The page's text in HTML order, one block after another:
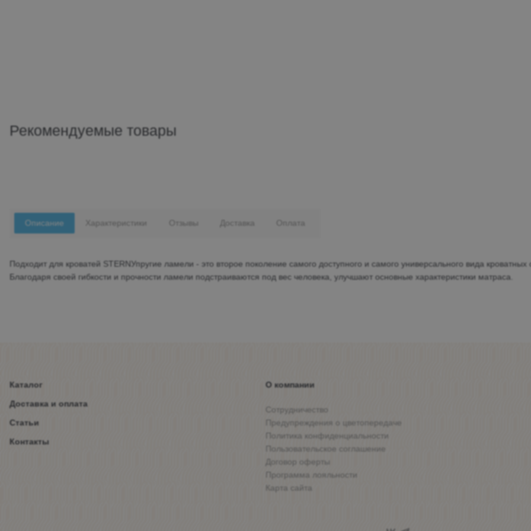
Рекомендуемые товары
Описание
Подходит для кроватей STERNУпругие ламели - это второе поколение самого доступного и самого универсального вида кроватных
Благодаря своей гибкости и прочности ламели подстраиваются под вес человека, улучшают основные характеристики матраса.
Характеристики Отзывы Доставка Оплата
Каталог
Доставка и оплата
Статьи
Контакты
О компании
Сотрудничество
Предупреждения о цветопередаче
Политика конфиденциальности
Пользовательское соглашение
Договор оферты
Программа лояльности
Карта сайта